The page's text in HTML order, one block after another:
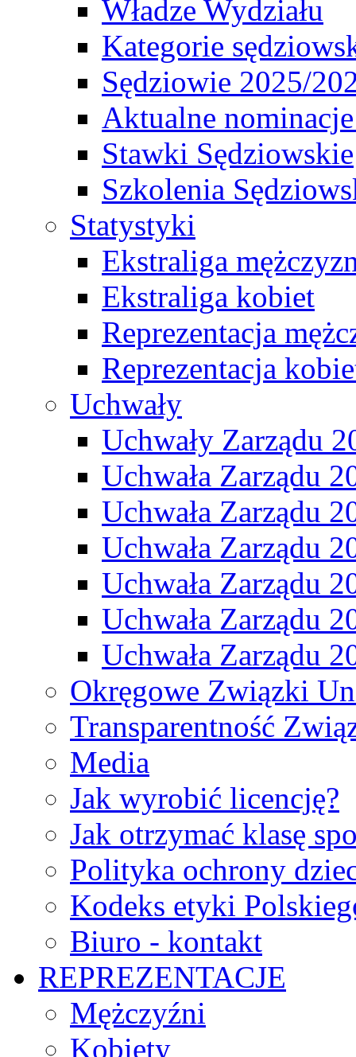
Władze Wydziału
Kategorie
Sędziowie 2025/
Aktualne
Stawki Sędziowskie
Szkolenia
Statystyki
Ekstraliga
Ekstraliga kobiet
Reprezentacja
Reprezentacja
Uchwały
Uchwały Zarządu
Uchwała Zarządu
Uchwała Zarządu
Uchwała Zarządu
Uchwała Zarządu
Uchwała Zarządu
Uchwała Zarządu
Okręgowe Związki
Transparentność
Media
Jak wyrobić licencję?
Jak otrzymać klasę
Polityka ochrony
Kodeks etyki
Biuro - kontakt
REPREZENTACJE
Mężczyźni
Kobiety